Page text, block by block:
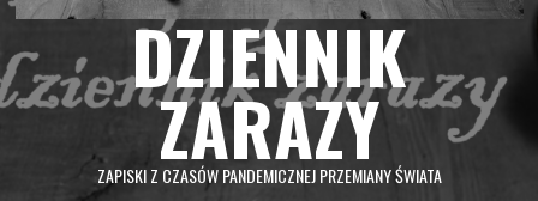
DZIENNIK
ZARAZY
ZAPISKI Z CZASÓW PANDEMICZNEJ PRZEMIANY ŚWIATA